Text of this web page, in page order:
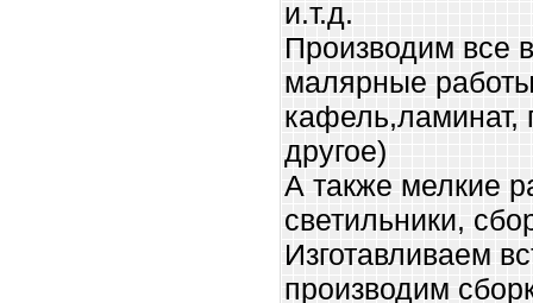
и.т.д.
Производим все
малярные
кафель,ламинат,
другое)
А также мелкие
светильники,
Изготавливаем
производим